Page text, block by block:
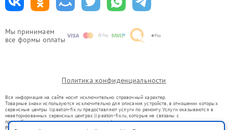
Мы принимаем
все формы оплаты
Политика конфиденциальности
Вся информация на сайте носит исключительно справочный характер.
Товарные знаки используются исключительно для описания устройств, в отношении которых
сервисные центры lip.eaton-fix.ru предоставляют услуги по ремонту. Услуги оказываются в
неавторизованных сервисных центрах lip.eaton-fix.ru, которые не связаны с
правообладателями товарных знаков или их официальными представителями.
Ремонт осуществляется для устройств, уже введенных в гражданский оборот в соответствии